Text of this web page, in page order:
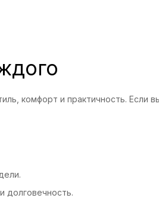
комфорт и практичность. Если
долговечность.